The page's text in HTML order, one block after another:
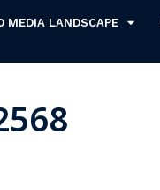
MEDIA LANDSCAPE